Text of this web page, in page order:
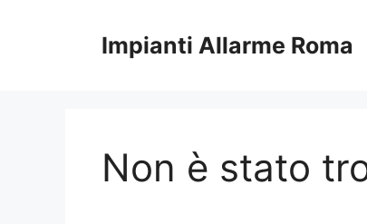
Impianti Allarme Roma
Non è stato